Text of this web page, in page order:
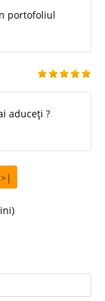
portofoliul
aduceți ?
>|